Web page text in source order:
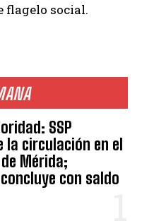
SSP
la circulación en el
Mérida;
con saldo
flagelo social.